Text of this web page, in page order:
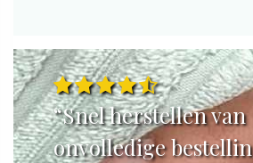
“Snel herstellen van
onvolledige